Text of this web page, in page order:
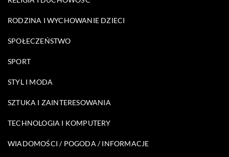
RODZINA I WYCHOWANIE DZIECI
SPOŁECZEŃSTWO
SPORT
STYL I MODA
SZTUKA I ZAINTERESOWANIA
TECHNOLOGIA I KOMPUTERY
WIADOMOŚCI / POGODA / INFORMACJE